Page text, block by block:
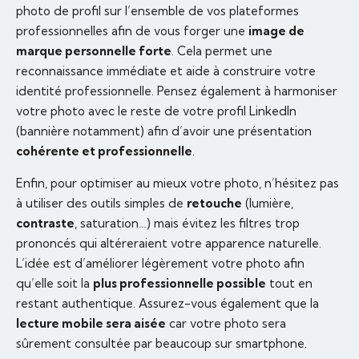
photo de profil sur l’ensemble de vos plateformes
professionnelles afin de vous forger une image de
marque personnelle forte. Cela permet une
reconnaissance immédiate et aide à construire votre
identité professionnelle. Pensez également à harmoniser
votre photo avec le reste de votre profil LinkedIn
(bannière notamment) afin d’avoir une présentation
cohérente et professionnelle.
Enfin, pour optimiser au mieux votre photo, n’hésitez pas
à utiliser des outils simples de retouche (lumière,
contraste, saturation…) mais évitez les filtres trop
prononcés qui altéreraient votre apparence naturelle.
L’idée est d’améliorer légèrement votre photo afin
qu’elle soit la plus professionnelle possible tout en
restant authentique. Assurez-vous également que la
lecture mobile sera aisée car votre photo sera
sûrement consultée par beaucoup sur smartphone.